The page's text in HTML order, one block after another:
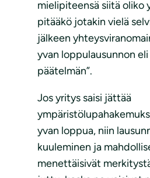
mielipiteensä siitä oliko
pitääkö jotakin vielä
jälkeen
yvan loppulausunnon
päätelmän”.
Jos yritys saisi jättää
yvan loppua, niin
kuuleminen ja
menettäisivät